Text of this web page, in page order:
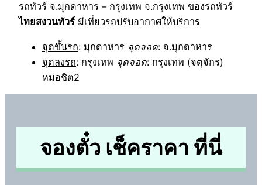
รถทัวร์ จ.มุกดาหาร – กรุงเทพ จ.กรุงเทพ ของรถทัวร์
ไทยสงวนทัวร์ มีเที่ยวรถปรับอากาศให้บริการ
จุดขึ้นรถ: มุกดาหาร จุดจอด: จ.มุกดาหาร
จุดลงรถ: กรุงเทพ จุดจอด: กรุงเทพ (จตุจักร)
หมอชิต2
จองตั๋ว เช็คราคา ที่นี่